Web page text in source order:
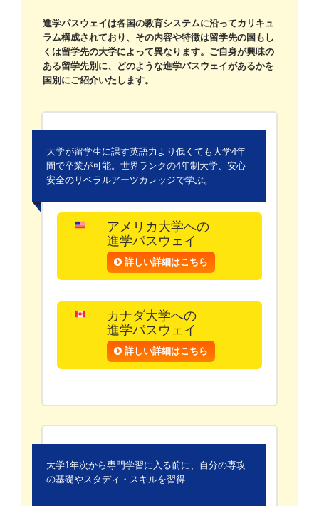
進学パスウェイは各国の教育システムに沿ってカリキュ
ラム構成されており、その内容や特徴は留学先の国もし
くは留学先の大学によって異なります。ご自身が興味の
ある留学先別に、どのような進学パスウェイがあるかを
国別にご紹介いたします。
大学が留学生に課す英語力より低くても大学4年
間で卒業が可能。世界ランクの4年制大学、安心
安全のリベラルアーツカレッジで学ぶ。
アメリカ大学への
進学パスウェイ
詳しい詳細はこちら
カナダ大学への
進学パスウェイ
詳しい詳細はこちら
大学1年次から専門学習に入る前に、自分の専攻
の基礎やスタディ・スキルを習得